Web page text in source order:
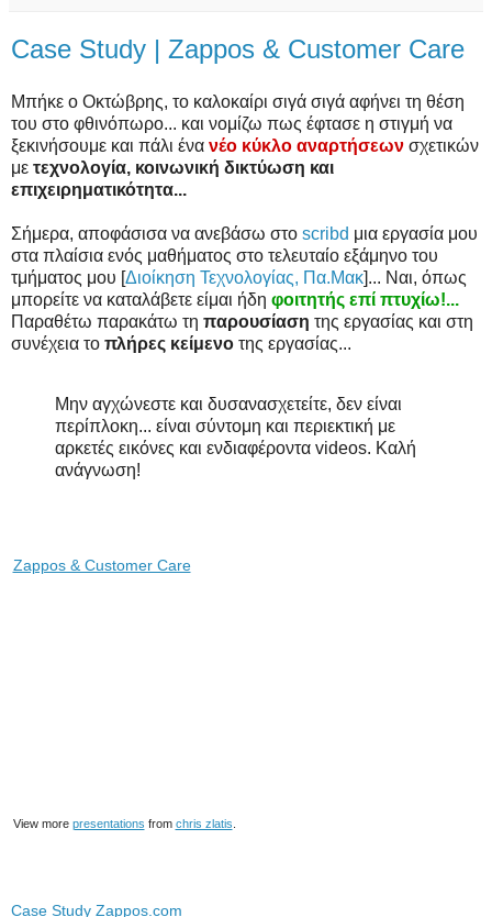
Case Study | Zappos & Customer Care
Μπήκε ο Οκτώβρης, το καλοκαίρι σιγά σιγά αφήνει τη θέση
του στο φθινόπωρο... και νομίζω πως έφτασε η στιγμή να
ξεκινήσουμε και πάλι ένα νέο κύκλο αναρτήσεων σχετικών
με τεχνολογία, κοινωνική δικτύωση και
επιχειρηματικότητα...
Σήμερα, αποφάσισα να ανεβάσω στο scribd μια εργασία μου
στα πλαίσια ενός μαθήματος στο τελευταίο εξάμηνο του
τμήματος μου [Διοίκηση Τεχνολογίας, Πα.Μακ]... Ναι, όπως
μπορείτε να καταλάβετε είμαι ήδη φοιτητής επί πτυχίω!...
Παραθέτω παρακάτω τη παρουσίαση της εργασίας και στη
συνέχεια το πλήρες κείμενο της εργασίας...
Μην αγχώνεστε και δυσανασχετείτε, δεν είναι
περίπλοκη... είναι σύντομη και περιεκτική με
αρκετές εικόνες και ενδιαφέροντα videos. Καλή
ανάγνωση!
Zappos & Customer Care
View more presentations from chris zlatis
Case Study Zappos.com